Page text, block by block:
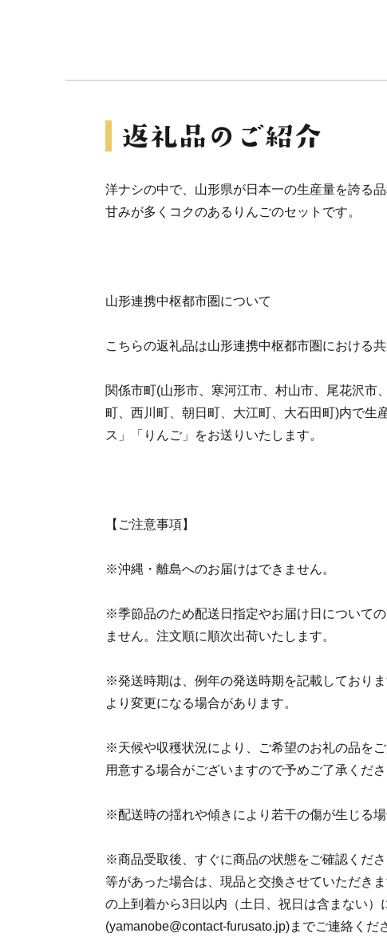
洋ナシの中で、山形県が日本一の生産量を誇る
甘みが多くコクのあるりんごのセットです。
山形連携中枢都市圏について
こちらの返礼品は山形連携中枢都市圏における共
関係市町(山形市、寒河江市、村山市、尾花沢市
町、西川町、朝日町、大江町、大石田町)内で生
ス」「りんご」をお送りいたします。
【ご注意事項】
※沖縄・離島へのお届けはできません。
※季節品のため配送日指定やお届け日について
ません。注文順に順次出荷いたします。
※発送時期は、例年の発送時期を記載しており
より変更になる場合があります。
※天候や収穫状況により、ご希望のお礼の品を
用意する場合がございますので予めご了承くださ
※配送時の揺れや傾きにより若干の傷が生じる場
※商品受取後、すぐに商品の状態をご確認くだ
等があった場合は、現品と交換させていただき
の上到着から3日以内（土日、祝日は含まない）
(yamanobe@contact-furusato.jp)までご連絡くだ